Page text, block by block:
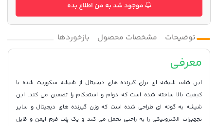
موجود شد به من اطلاع بده
توضیحات مشخصات محصول بازخوردها
معرفی
این شلف شیشه ای برای گیرنده های دیجیتال از شیشه سکوریت شده با
کیفیت بالا ساخته شده است که دوام و استحکام را تضمین می کند. این
شیشه به گونه ای طراحی شده است که وزن گیرنده های دیجیتال و سایر
تجهیزات الکترونیکی را به راحتی تحمل می کند و یک پلت فرم ایمن و قابل